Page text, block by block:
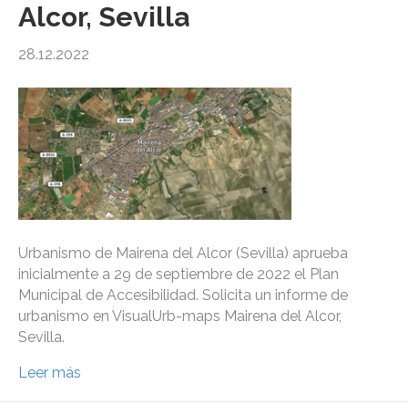
Alcor, Sevilla
28.12.2022
Urbanismo de Mairena del Alcor (Sevilla) aprueba
inicialmente a 29 de septiembre de 2022 el Plan
Municipal de Accesibilidad. Solicita un informe de
urbanismo en VisualUrb-maps Mairena del Alcor,
Sevilla.
Leer más